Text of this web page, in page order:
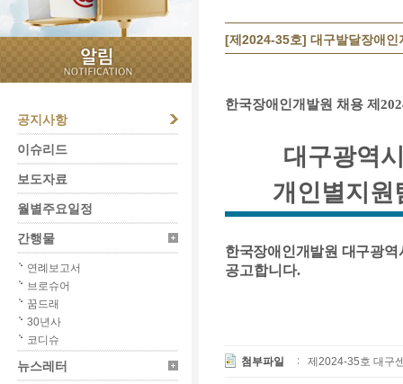
공지사항
이슈리드
보도자료
월별주요일정
간행물
연례보고서
브로슈어
꿈드래
30년사
코디슈
뉴스레터
[제2024-35호] 대구발달장애인
한국장애인개발원 채용 제
대구광역
개인별지원
한국장애인개발원 대구광
공고합니다.
첨부파일 제2024-35호 대구